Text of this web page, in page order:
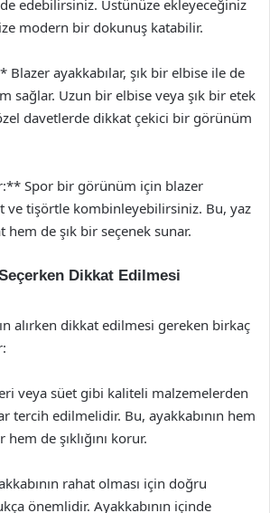
edebilirsiniz. Üstünüze ekleyeceğiniz
modern bir dokunuş katabilir.
ayakkabılar, şık bir elbise ile de
sağlar. Uzun bir elbise veya şık bir etek
davetlerde dikkat çekici bir görünüm
Spor bir görünüm için blazer
ve tişörtle kombinleyebilirsiniz. Bu, yaz
hem de şık bir seçenek sunar.
Dikkat Edilmesi
alırken dikkat edilmesi gereken birkaç
veya süet gibi kaliteli malzemelerden
tercih edilmelidir. Bu, ayakkabının hem
hem de şıklığını korur.
rahat olması için doğru
önemlidir. Ayakkabının içinde